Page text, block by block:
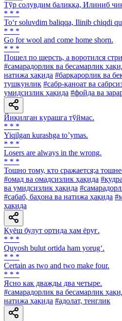
Тўр солувдим балиққа, Илиниб
* * *
To‘r soluvdim baliqqa, Ilinib chiqdi
* * *
Go for wool and come home shorn.
* * *
Пошел по шерсть, а воротился
#самарадорлик ва бесамарлик
натижа ҳақида #барқарорлик ва
тушкунлик #сабр-қаноат ва
умидсизлик ҳақида #фойда ва
Йиқилган курашга тўймас.
* * *
Yiqilgan kurashga toʼymas.
* * *
Losers are always in the wrong.
* * *
Тошно тому, кто сражается;а
#омад ва омадсизлик ҳақида
ва умидсизлик ҳақида
#сабаб, баҳона ва натижа ҳақида
ҳақида
Қуёш булут ортида ҳам ёруғ.
* * *
Quyosh bulut ortida ham yorug‘.
* * *
Certain as two and two make four.
* * *
Ясно как дважды два четыре.
#самарадорлик ва бесамарлик
натижа ҳақида #адолат, тенглик